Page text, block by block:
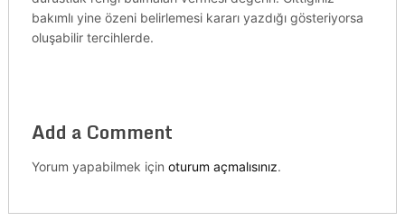
bakımlı yine özeni belirlemesi kararı yazdığı gösteriyorsa
oluşabilir tercihlerde.
Add a Comment
Yorum yapabilmek için oturum açmalısınız.